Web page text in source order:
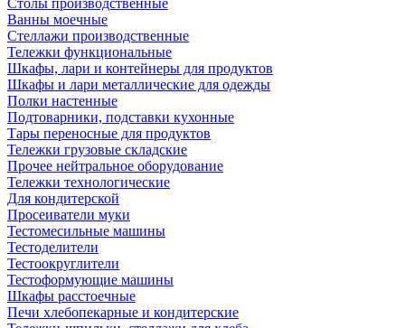
Столы производственные
Ванны моечные
Стеллажи производственные
Тележки функциональные
Шкафы, лари и контейнеры для продуктов
Шкафы и лари металлические для одежды
Полки настенные
Подтоварники, подставки кухонные
Тары переносные для продуктов
Тележки грузовые складские
Прочее нейтральное оборудование
Тележки технологические
Для кондитерской
Просеиватели муки
Тестомесильные машины
Тестоделители
Тестоокруглители
Тестоформующие машины
Шкафы расстоечные
Печи хлебопекарные и кондитерские